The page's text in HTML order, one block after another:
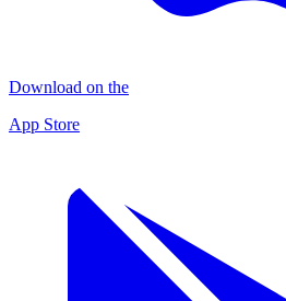
Download on the
App Store